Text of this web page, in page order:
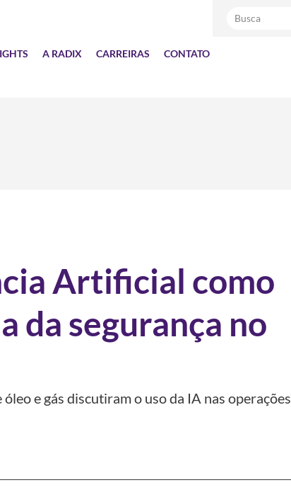
A RADIX CARREIRAS CONTATO
Artificial como
da segurança no
e gás discutiram o uso da IA nas operações